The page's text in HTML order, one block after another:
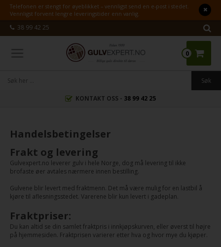
Telefonen er stengt for øyeblikket – vennligst send en e-post i stedet.
Vennligst forvent lengre leveringstider enn vanlig.
38 99 42 25
0
KONTAKT OSS - 38 99 42 25
Handelsbetingelser
Frakt og levering
Gulvexpert.no leverer gulv i hele Norge, dog må levering til ikke
brofaste øer avtales nærmere innen bestilling.
Gulvene blir levert med fraktmenn. Det må være mulig for en lastbil å
kjøre til aflesningsstedet. Varerene blir kun levert i gadeplan.
Fraktpriser:
Du kan altid se din samlet fraktpris i innkjøpskurven, eller øverst til højre
på hjemmesiden. Fraktprisen varierer etter hva og hvor mye du kjøper.